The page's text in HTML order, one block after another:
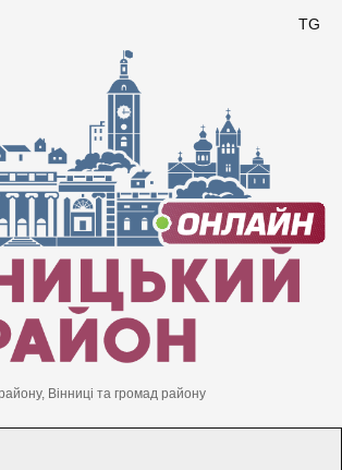
TG
Вінниці та громад району